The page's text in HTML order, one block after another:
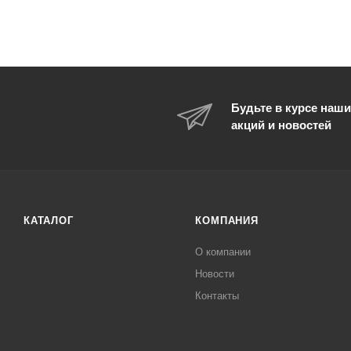
Будьте в курсе
акций и новостей
КАТАЛОГ КОМПАНИЯ
О компании
Новости
Контакты